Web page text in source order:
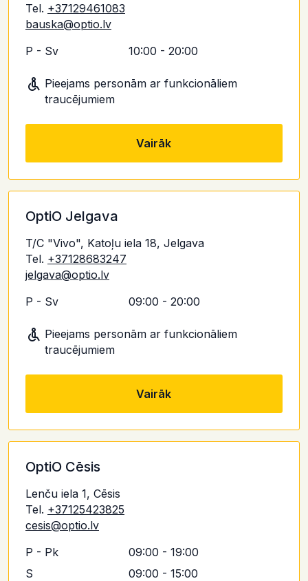
Tel. +37129461083
bauska@optio.lv
P - Sv
10:00 - 20:00
Pieejams personām ar funkcionāliem
traucējumiem
Vairāk
OptiO Jelgava
T/C "Vivo", Katoļu iela 18, Jelgava
Tel. +37128683247
jelgava@optio.lv
P - Sv
09:00 - 20:00
Pieejams personām ar funkcionāliem
traucējumiem
Vairāk
OptiO Cēsis
Lenču iela 1, Cēsis
Tel. +37125423825
cesis@optio.lv
P - Pk
09:00 - 19:00
S
09:00 - 15:00